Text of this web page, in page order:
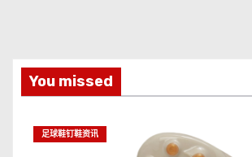
You missed
足球鞋钉鞋资讯